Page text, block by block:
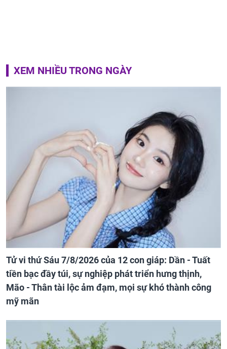
XEM NHIỀU TRONG NGÀY
Tử vi thứ Sáu 7/8/2026 của 12 con giáp: Dần - Tuất
tiền bạc đầy túi, sự nghiệp phát triển hưng thịnh,
Mão - Thân tài lộc ảm đạm, mọi sự khó thành công
mỹ mãn